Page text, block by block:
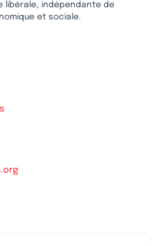
libérale, indépendante de
et sociale.